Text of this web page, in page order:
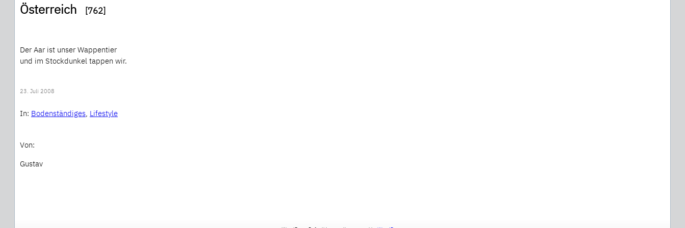
Österreich [762]
Der Aar ist unser Wappentier
und im Stockdunkel tappen wir.
23. Juli 2008
In: Bodenständiges, Lifestyle
Von:
Gustav